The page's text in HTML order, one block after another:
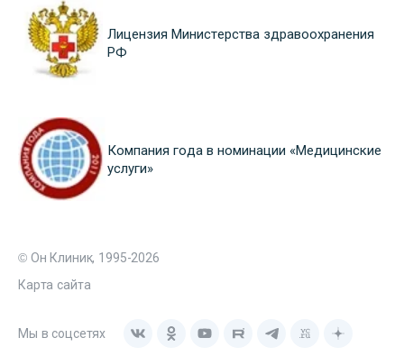
Лицензия Министерства здравоохранения
РФ
Компания года в номинации «Медицинские
услуги»
© Он Клиник, 1995-2026
Карта сайта
Мы в соцсетях